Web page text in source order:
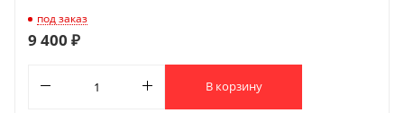
под заказ
9 400 ₽
В корзину